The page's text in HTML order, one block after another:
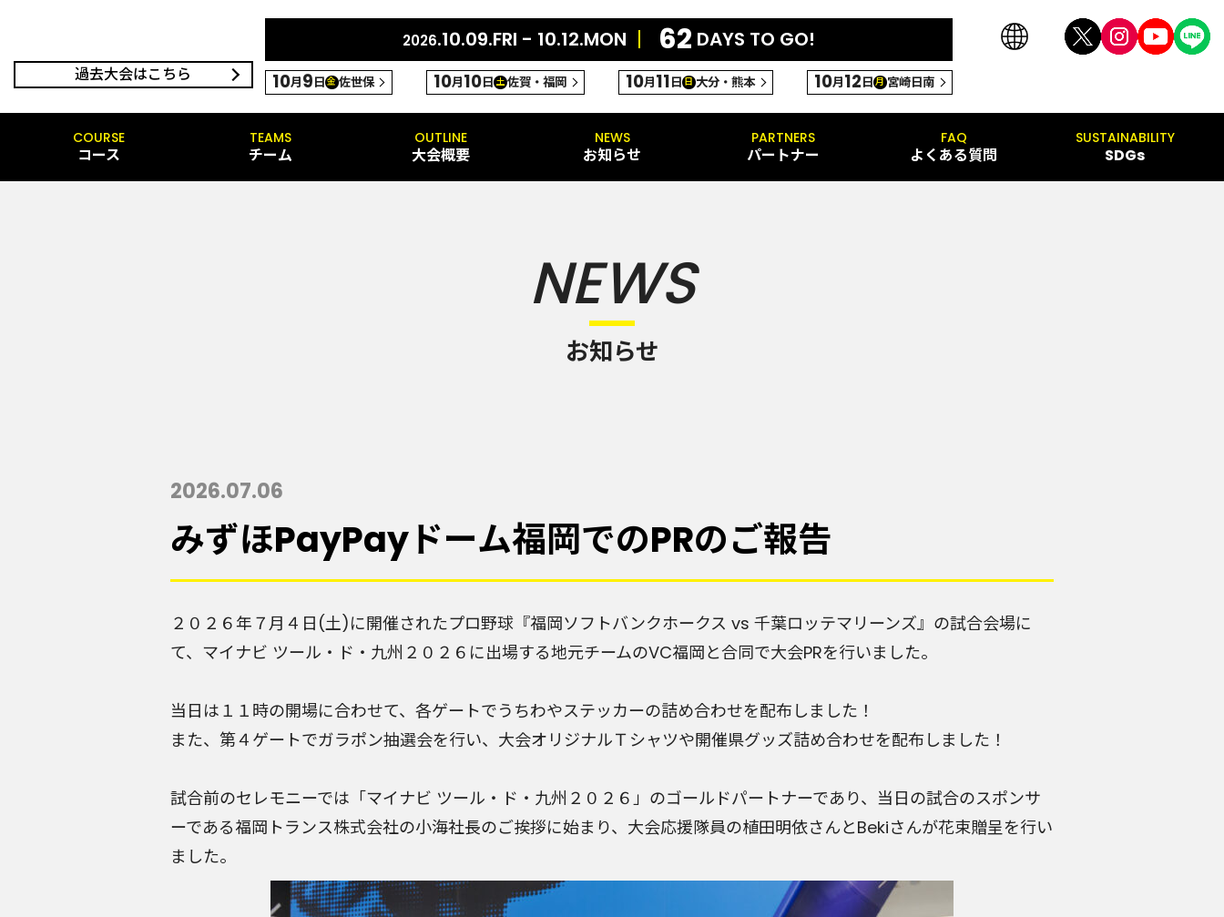
過去大会はこちら
2026.10.09.FRI - 10.12.MON 62 DAYS TO GO!
10月9日 金佐世保 10月10日 土佐賀・福岡 10月11日 日大分・熊本 10月12日 月 宮崎日南
COURSE
コース
TEAMS
チーム
OUTLINE
大会概要
NEWS
お知らせ
PARTNERS
パートナー
FAQ
よくある質問
SUSTAINABILITY
SDGs
NEWS
お知らせ
2026.07.06
みずほPayPayドーム福岡でのPRのご報告
２０２６年７月４日(土)に開催されたプロ野球『福岡ソフトバンクホークス vs 千葉ロッテマリーンズ』の試合会場に
て、マイナビ ツール・ド・九州２０２６に出場する地元チームのVC福岡と合同で大会PRを行いました。
当日は１１時の開場に合わせて、各ゲートでうちわやステッカーの詰め合わせを配布しました！
また、第４ゲートでガラポン抽選会を行い、大会オリジナルＴシャツや開催県グッズ詰め合わせを配布しました！
試合前のセレモニーでは「マイナビ ツール・ド・九州２０２６」のゴールドパートナーであり、当日の試合のスポンサ
ーである福岡トランス株式会社の小海社長のご挨拶に始まり、大会応援隊員の植田明依さんとBekiさんが花束贈呈を行い
ました。